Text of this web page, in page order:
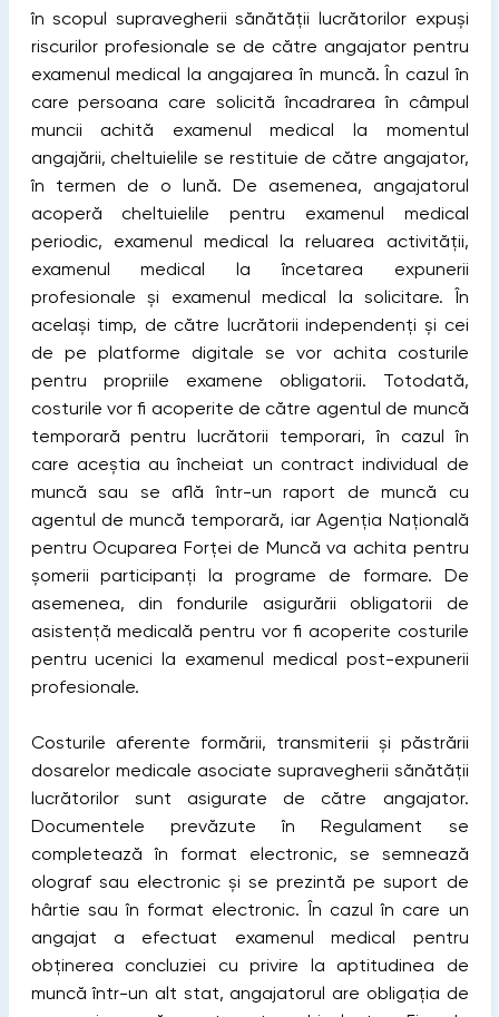
în scopul supravegherii sănătății lucrătorilor expuși
riscurilor profesionale se de către angajator pentru
examenul medical la angajarea în muncă. În cazul în
care persoana care solicită încadrarea în câmpul
muncii achită examenul medical la momentul
angajării, cheltuielile se restituie de către angajator,
în termen de o lună. De asemenea, angajatorul
acoperă cheltuielile pentru examenul medical
periodic, examenul medical la reluarea activității,
examenul medical la încetarea expunerii
profesionale și examenul medical la solicitare. În
același timp, de către lucrătorii independenți și cei
de pe platforme digitale se vor achita costurile
pentru propriile examene obligatorii. Totodată,
costurile vor fi acoperite de către agentul de muncă
temporară pentru lucrătorii temporari, în cazul în
care aceștia au încheiat un contract individual de
muncă sau se află într-un raport de muncă cu
agentul de muncă temporară, iar Agenția Națională
pentru Ocuparea Forței de Muncă va achita pentru
șomerii participanți la programe de formare. De
asemenea, din fondurile asigurării obligatorii de
asistență medicală pentru vor fi acoperite costurile
pentru ucenici la examenul medical post-expunerii
profesionale.
Costurile aferente formării, transmiterii și păstrării
dosarelor medicale asociate supravegherii sănătății
lucrătorilor sunt asigurate de către angajator.
Documentele prevăzute în Regulament se
completează în format electronic, se semnează
olograf sau electronic și se prezintă pe suport de
hârtie sau în format electronic. În cazul în care un
angajat a efectuat examenul medical pentru
obținerea concluziei cu privire la aptitudinea de
muncă într-un alt stat, angajatorul are obligația de